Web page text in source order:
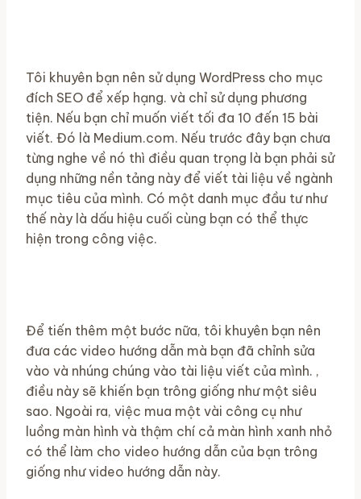
Tôi khuyên bạn nên sử dụng WordPress cho mục
đích SEO để xếp hạng. và chỉ sử dụng phương
tiện. Nếu bạn chỉ muốn viết tối đa 10 đến 15 bài
viết. Đó là Medium.com. Nếu trước đây bạn chưa
từng nghe về nó thì điều quan trọng là bạn phải sử
dụng những nền tảng này để viết tài liệu về ngành
mục tiêu của mình. Có một danh mục đầu tư như
thế này là dấu hiệu cuối cùng bạn có thể thực
hiện trong công việc.
Để tiến thêm một bước nữa, tôi khuyên bạn nên
đưa các video hướng dẫn mà bạn đã chỉnh sửa
vào và nhúng chúng vào tài liệu viết của mình. ,
điều này sẽ khiến bạn trông giống như một siêu
sao. Ngoài ra, việc mua một vài công cụ như
luồng màn hình và thậm chí cả màn hình xanh nhỏ
có thể làm cho video hướng dẫn của bạn trông
giống như video hướng dẫn này.